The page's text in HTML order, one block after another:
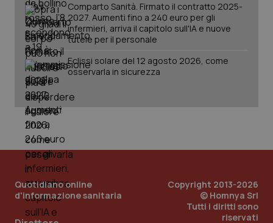
Comparto Sanità. Firmato il contratto 2025-
2027. Aumenti fino a 240 euro per gli
infermieri, arriva il capitolo sull'IA e nuove
tutele per il personale
Eclissi solare del 12 agosto 2026, come
osservarla in sicurezza
Quotidiano online
d'informazione sanitaria
Copyright 2013-2026
© Homnya Srl
Tutti i diritti sono
riservati
_ga_KM60CM4NPH .quotidianosanita.it
Nome Scadenza
_ga_0VMQEQKQ1N
mese
cookie
viene
utilizzato
da Google
Analytics
Nome
VISITOR_INFO1_LIVE
Google LLC
.youtube.com
5 mesi 4
settimane